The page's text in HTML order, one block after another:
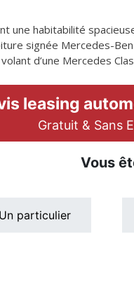
une habitabilité
signée Mercedes-
d’une Mercedes